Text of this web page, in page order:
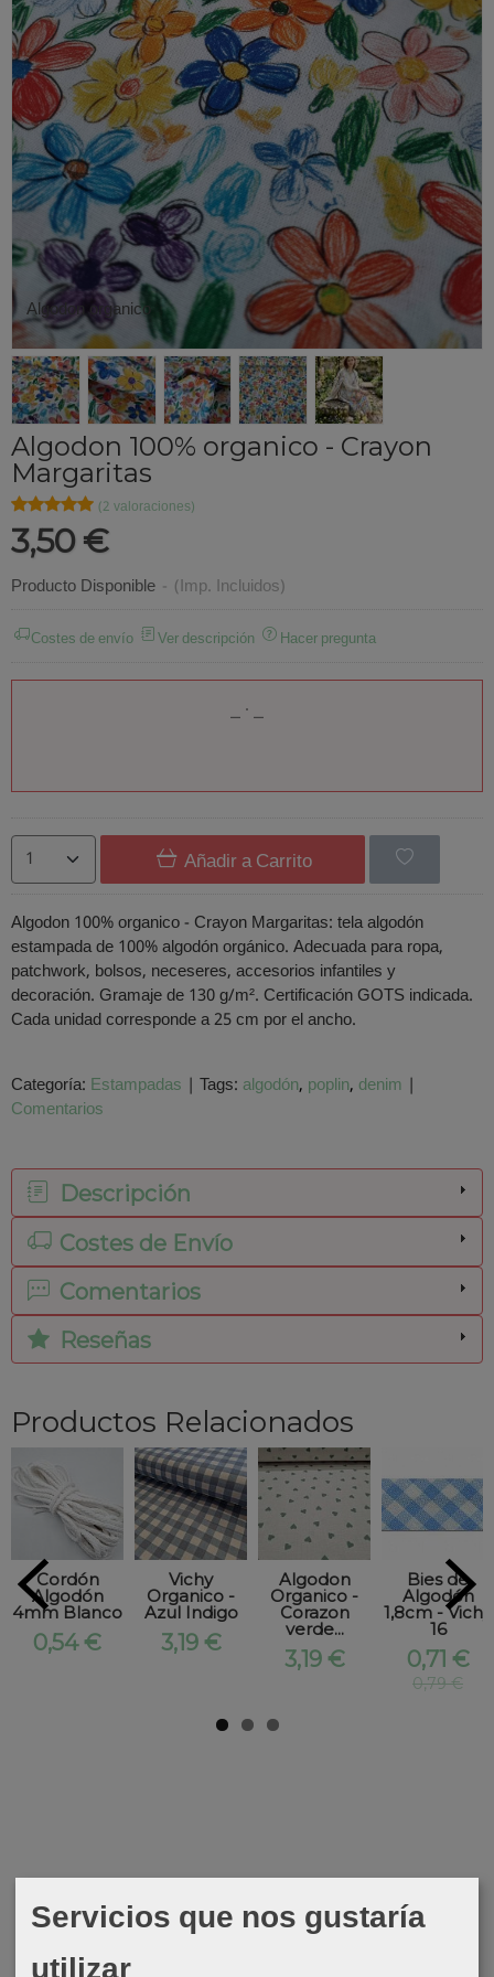
Algodon organico
Algodon 100% organico - Crayon
Margaritas
★★★★★
★★★★★ (2 valoraciones)
3,50 €
Producto Disponible - (Imp. Incluidos)
Costes de envío Ver descripción Hacer pregunta
Añadir a Carrito
Algodon 100% organico - Crayon Margaritas: tela algodón
estampada de 100% algodón orgánico. Adecuada para ropa,
patchwork, bolsos, neceseres, accesorios infantiles y
decoración. Gramaje de 130 g/m². Certificación GOTS indicada.
Cada unidad corresponde a 25 cm por el ancho.
Categoría: Estampadas | Tags: algodón poplin denim |
Comentarios
Descripción
Costes de Envío
Comentarios
Reseñas
Productos Relacionados
Cordón
Algodón
4mm Blanco
0,54 €
Vichy
Organico -
Azul Indigo
3,19 €
Algodon
Organico -
Corazon
verde...
3,19 €
Bies de
Algodón
1,8cm - Vichy
16
0,71 €
0,79 €
Servicios que nos gustaría